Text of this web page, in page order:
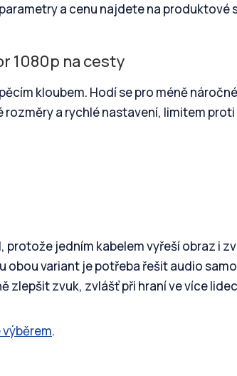
a cenu najdete na produktové
1080p na cesty
kloubem. Hodí se pro méně
a rychlé nastavení, limitem
jedním kabelem vyřeší obraz i
obou variant je potřeba řešit audio
zlepšit zvuk, zvlášť při hraní ve více
.